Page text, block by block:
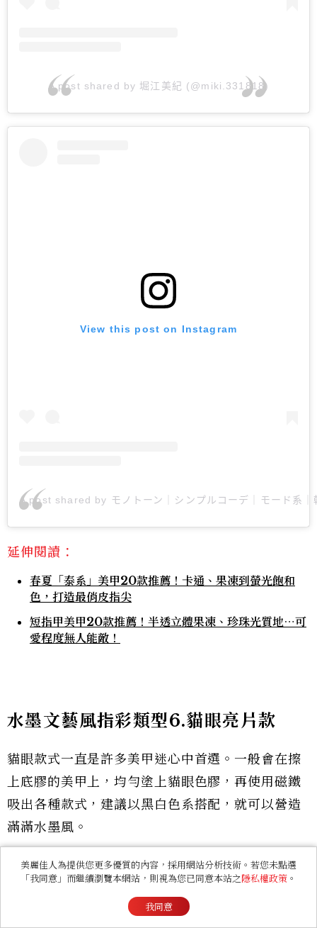
A post shared by 堀江美紀 (@miki.331818)
View this post on Instagram
A post shared by モノトーン｜シンプルコーデ｜モード系
延伸閱讀：
春夏「泰系」美甲20款推薦！卡通、果凍到螢光飽和
色，打造最俏皮指尖
短指甲美甲20款推薦！半透立體果凍、珍珠光質地⋯可
愛程度無人能敵！
水墨文藝風指彩類型6.貓眼亮片款
貓眼款式一直是許多美甲迷心中首選。一般會在擦
上底膠的美甲上，均勻塗上貓眼色膠，再使用磁鐵
吸出各種款式，建議以黑白色系搭配，就可以營造
滿滿水墨風。
美麗佳人為提供您更多優質的內容，採用網站分析技術。若您未點選
「我同意」而繼續瀏覽本網站，則視為您已同意本站之隱私權政策 。
我同意